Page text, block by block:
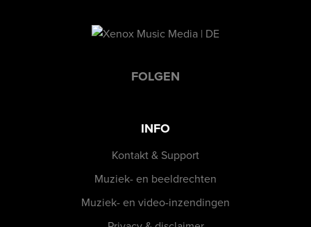
FOLGEN
INFO
Kontakt & Support
Muziek- en beeldrechten
Muziek- en video-inzendingen